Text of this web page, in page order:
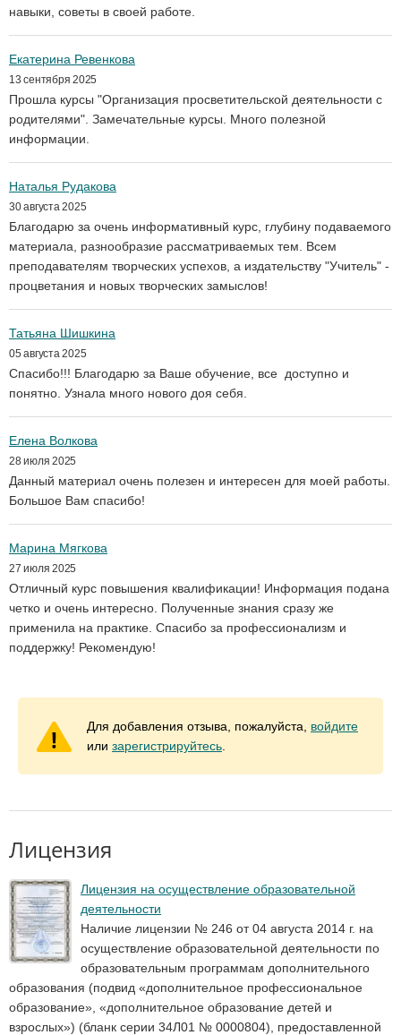
навыки, советы в своей работе.
Екатерина Ревенкова
13 сентября 2025
Прошла курсы "Организация просветительской деятельности с
родителями". Замечательные курсы. Много полезной
информации.
Наталья Рудакова
30 августа 2025
Благодарю за очень информативный курс, глубину подаваемого
материала, разнообразие рассматриваемых тем. Всем
преподавателям творческих успехов, а издательству "Учитель" -
процветания и новых творческих замыслов!
Татьяна Шишкина
05 августа 2025
Спасибо!!! Благодарю за Ваше обучение, все доступно и
понятно. Узнала много нового доя себя.
Елена Волкова
28 июля 2025
Данный материал очень полезен и интересен для моей работы.
Большое Вам спасибо!
Марина Мягкова
27 июля 2025
Отличный курс повышения квалификации! Информация подана
четко и очень интересно. Полученные знания сразу же
применила на практике. Спасибо за профессионализм и
поддержку! Рекомендую!
Для добавления отзыва, пожалуйста, войдите
или зарегистрируйтесь
Лицензия
Лицензия на осуществление образовательной
деятельности
Наличие лицензии № 246 от 04 августа 2014 г. на
осуществление образовательной деятельности по
образовательным программам дополнительного
образования (подвид «дополнительное профессиональное
образование», «дополнительное образование детей и
взрослых») (бланк серии 34Л01 № 0000804), предоставленной